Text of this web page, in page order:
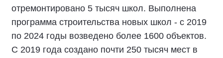
отремонтировано 5 тысяч школ. Выполнена
программа строительства новых школ - с 2019
по 2024 годы возведено более 1600 объектов.
С 2019 года создано почти 250 тысяч мест в